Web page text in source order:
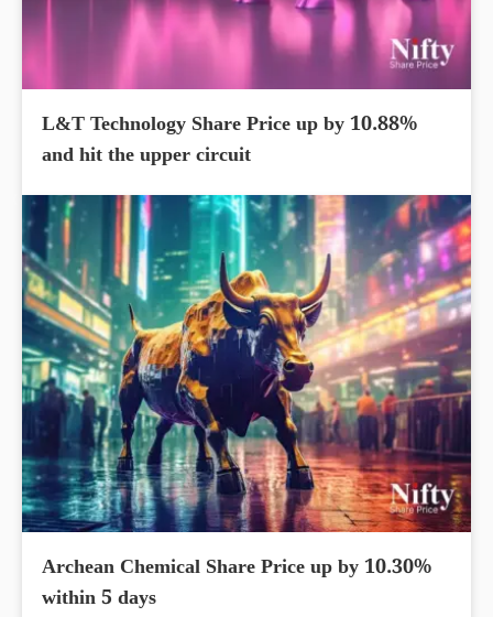
L&T Technology Share Price up by 10.88%
and hit the upper circuit
Archean Chemical Share Price up by 10.30%
within 5 days